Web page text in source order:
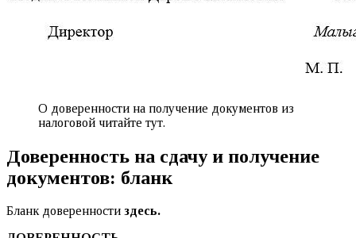
О доверенности на получение документов из
налоговой читайте тут.
Доверенность на сдачу и получение
документов: бланк
Бланк доверенности здесь.